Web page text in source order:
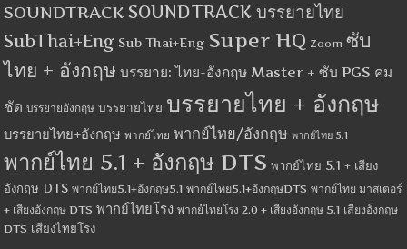
SOUNDTRACK SOUNDTRACK บรรยายไทย
SubThai+Eng Sub Thai+Eng Super HQ Zoom ซับ
ไทย + อังกฤษ บรรยาย: ไทย-อังกฤษ Master + ซับ PGS คม
ชัด บรรยายอังกฤษ บรรยายไทย บรรยายไทย + อังกฤษ
บรรยายไทย+อังกฤษ พากย์ไทย พากย์ไทย/อังกฤษ พากย์ไทย 5.1
พากย์ไทย 5.1 + อังกฤษ DTS พากย์ไทย 5.1 + เสียง
อังกฤษ DTS พากย์ไทย5.1+อังกฤษ5.1 พากย์ไทย5.1+อังกฤษDTS พากย์ไทย มาสเตอร์
+ เสียงอังกฤษ DTS พากย์ไทยโรง พากย์ไทยโรง 2.0 + เสียงอังกฤษ 5.1 เสียงอังกฤษ
DTS เสียงไทยโรง